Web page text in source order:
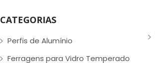
CATEGORIAS
Perfis de Alumínio
Ferragens para Vidro Temperado